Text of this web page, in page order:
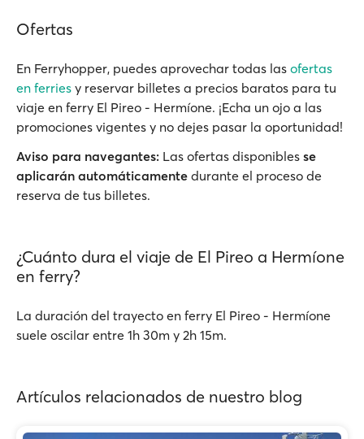
Ofertas
En Ferryhopper, puedes aprovechar todas las ofertas
en ferries y reservar billetes a precios baratos para tu
viaje en ferry El Pireo - Hermíone. ¡Echa un ojo a las
promociones vigentes y no dejes pasar la oportunidad!
Aviso para navegantes: Las ofertas disponibles se
aplicarán automáticamente durante el proceso de
reserva de tus billetes.
¿Cuánto dura el viaje de El Pireo a Hermíone
en ferry?
La duración del trayecto en ferry El Pireo - Hermíone
suele oscilar entre 1h 30m y 2h 15m.
Artículos relacionados de nuestro blog